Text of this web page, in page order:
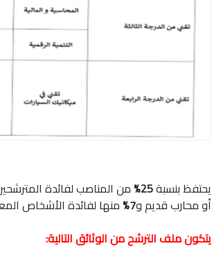
يحتفظ بنسبة25% من المناصب لفائدة
أو محارب قديم و7% منها لفائدة الأشخاص
يتكون ملف الترشح من الوثائق التالية: